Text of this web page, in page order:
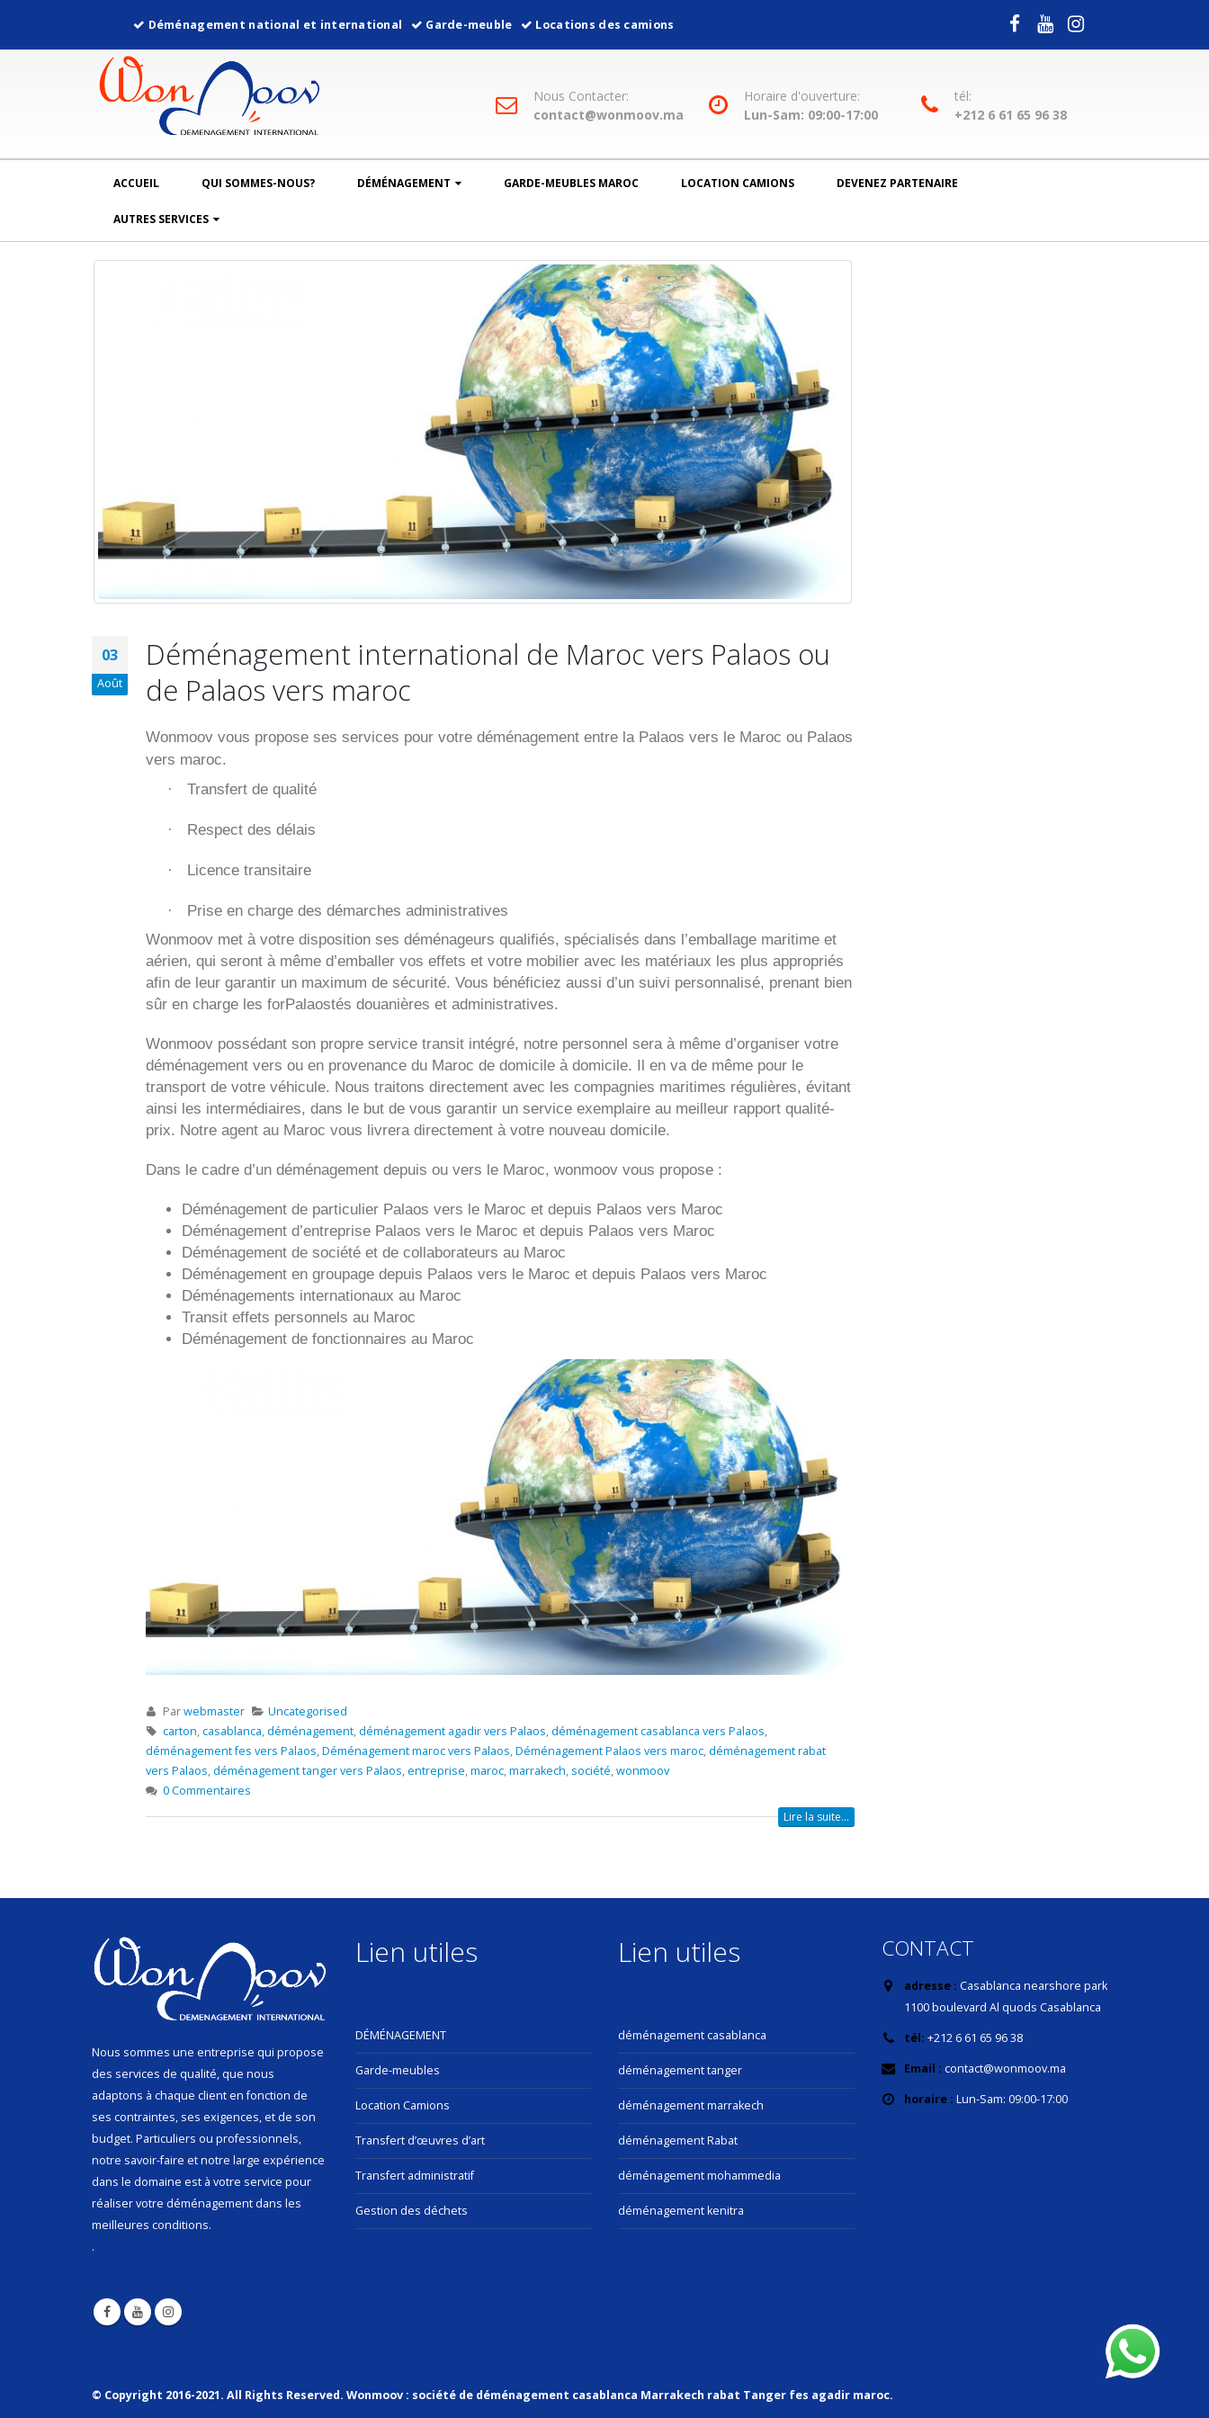
Déménagement national et international Garde-meuble Locations des camions
Nous Contacter:
contact@wonmoov.ma
Horaire d'ouverture:
Lun-Sam: 09:00-17:00
tél:
+212 6 61 65 96 38
ACCUEIL QUI SOMMES-NOUS? DÉMÉNAGEMENT GARDE-MEUBLES MAROC LOCATION CAMIONS DEVENEZ PARTENAIRE
AUTRES SERVICES
03
Août
Déménagement international de Maroc vers Palaos ou
de Palaos vers maroc
Wonmoov vous propose ses services pour votre déménagement entre la Palaos vers le Maroc ou Palaos
vers maroc.
· Transfert de qualité
· Respect des délais
· Licence transitaire
·
Prise en charge des démarches administratives
Wonmoov met à votre disposition ses déménageurs qualifiés, spécialisés dans l’emballage maritime et
aérien, qui seront à même d’emballer vos effets et votre mobilier avec les matériaux les plus appropriés
afin de leur garantir un maximum de sécurité. Vous bénéficiez aussi d’un suivi personnalisé, prenant bien
sûr en charge les forPalaostés douanières et administratives.
Wonmoov possédant son propre service transit intégré, notre personnel sera à même d’organiser votre
déménagement vers ou en provenance du Maroc de domicile à domicile. Il en va de même pour le
transport de votre véhicule. Nous traitons directement avec les compagnies maritimes régulières, évitant
ainsi les intermédiaires, dans le but de vous garantir un service exemplaire au meilleur rapport qualité-
prix. Notre agent au Maroc vous livrera directement à votre nouveau domicile.
Dans le cadre d’un déménagement depuis ou vers le Maroc, wonmoov vous propose :
Déménagement de particulier Palaos vers le Maroc et depuis Palaos vers Maroc
Déménagement d’entreprise Palaos vers le Maroc et depuis Palaos vers Maroc
Déménagement de société et de collaborateurs au Maroc
Déménagement en groupage depuis Palaos vers le Maroc et depuis Palaos vers Maroc
Déménagements internationaux au Maroc
Transit effets personnels au Maroc
Déménagement de fonctionnaires au Maroc
Parwebmaster
Uncategorised
carton,casablanca,déménagement,déménagement agadir vers Palaos,déménagement casablanca vers Palaos,
déménagement fes vers Palaos,Déménagement maroc vers Palaos,Déménagement Palaos vers maroc,déménagement rabat
vers Palaos,déménagement tanger vers Palaos,entreprise,maroc,marrakech, société,wonmoov
0 Commentaires
Lire la suite...
Nous sommes une entreprise qui propose
des services de qualité, que nous
adaptons à chaque client en fonction de
ses contraintes, ses exigences, et de son
budget. Particuliers ou professionnels,
notre savoir-faire et notre large expérience
dans le domaine est à votre service pour
réaliser votre déménagement dans les
meilleures conditions.
.
Lien utiles
DÉMÉNAGEMENT
Garde-meubles
Location Camions
Transfert d’œuvres d’art
Transfert administratif
Gestion des déchets
Lien utiles
déménagement casablanca
déménagement tanger
déménagement marrakech
déménagement Rabat
déménagement mohammedia
déménagement kenitra
CONTACT
adresse : Casablanca nearshore park
1100 boulevard Al quods Casablanca
tél: +212 6 61 65 96 38
Email : contact@wonmoov.ma
horaire : Lun-Sam: 09:00-17:00
© Copyright 2016-2021. All Rights Reserved. Wonmoov : société de déménagement casablanca Marrakech rabat Tanger fes agadir maroc.